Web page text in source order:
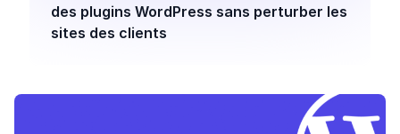
des plugins WordPress sans perturber les
sites des clients